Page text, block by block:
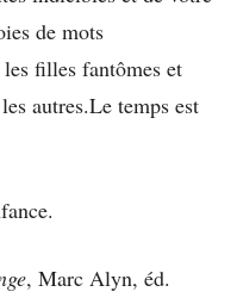
de mots
filles fantômes et
autres.Le temps est
, Marc Alyn, éd.